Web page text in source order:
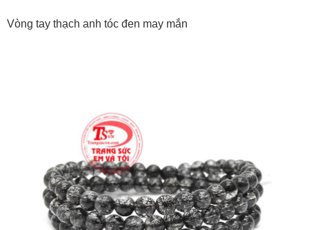
Vòng tay thạch anh tóc đen may mắn